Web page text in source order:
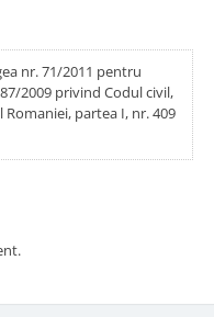
nr. 71/2011 pentru
2009 privind Codul civil,
partea I, nr. 409